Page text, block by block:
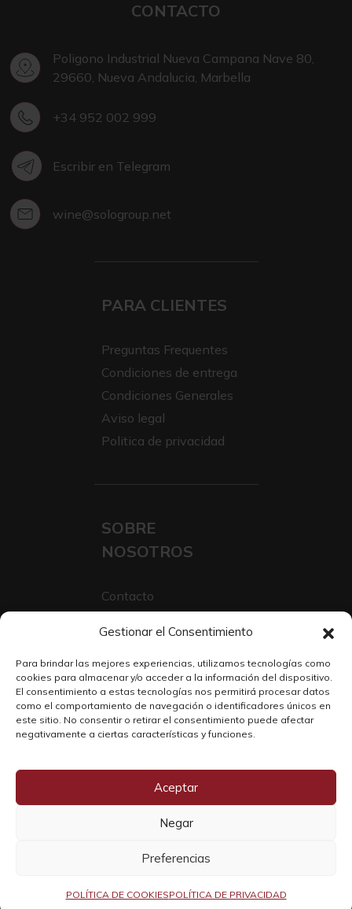
Gestionar el Consentimiento
Para brindar las mejores experiencias, utilizamos tecnologías como
cookies para almacenar y/o acceder a la información del dispositivo.
El consentimiento a estas tecnologías nos permitirá procesar datos
como el comportamiento de navegación o identificadores únicos en
este sitio. No consentir o retirar el consentimiento puede afectar
negativamente a ciertas características y funciones.
Aceptar
Negar
Preferencias
POLÍTICA DE COOKIESPOLÍTICA DE PRIVACIDAD
CONTACTO
Poligono Industrial Nueva Campana Nave 80,
29660, Nueva Andalucia, Marbella
+34 952 002 999
Escribir en Telegram
wine@sologroup.net
Copyright © 2026 SOLO WINE
PARA CLIENTES
Preguntas Frequentes
Condiciones de entrega
Condiciones Generales
Aviso legal
Politica de privacidad
SOBRE
NOSOTROS
Contacto